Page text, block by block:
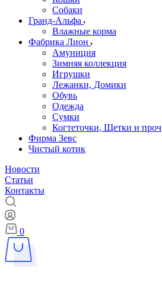
Собаки
Гранд-Альфа
Влажные корма
Фабрика Лион
Амуниция
Зимняя коллекция
Игрушки
Лежанки, Домики
Обувь
Одежда
Сумки
Когтеточки, Щетки и проч
Фирма Зевс
Чистый котик
Новости
Статьи
Контакты
0